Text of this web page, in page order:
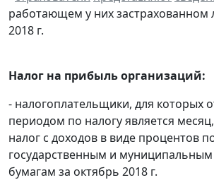
работающем у них застрахованном
2018 г.
Налог на прибыль организаций:
- налогоплательщики, для которых
периодом по налогу является месяц,
налог с доходов в виде процентов
государственным и
бумагам за октябрь 2018 г.